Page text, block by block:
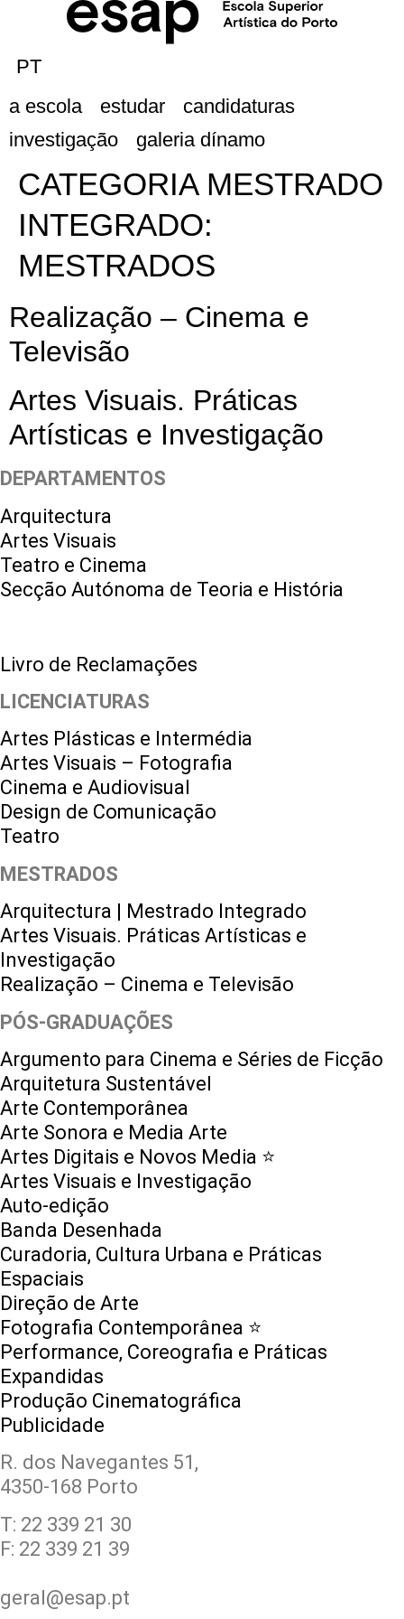
PT
a escola
estudar
candidaturas
investigação
galeria dínamo
CATEGORIA MESTRADO
INTEGRADO:
MESTRADOS
Realização – Cinema e
Televisão
Artes Visuais. Práticas
Artísticas e Investigação
DEPARTAMENTOS
Arquitectura
Artes Visuais
Teatro e Cinema
Secção Autónoma de Teoria e História
Livro de Reclamações
LICENCIATURAS
Artes Plásticas e Intermédia
Artes Visuais – Fotografia
Cinema e Audiovisual
Design de Comunicação
Teatro
MESTRADOS
Arquitectura | Mestrado Integrado
Artes Visuais. Práticas Artísticas e
Investigação
Realização – Cinema e Televisão
PÓS-GRADUAÇÕES
Argumento para Cinema e Séries de Ficção
Arquitetura Sustentável
Arte Contemporânea
Arte Sonora e Media Arte
Artes Digitais e Novos Media ⭐️
Artes Visuais e Investigação
Auto-edição
Banda Desenhada
Curadoria, Cultura Urbana e Práticas
Espaciais
Direção de Arte
Fotografia Contemporânea ⭐️
Performance, Coreografia e Práticas
Expandidas
Produção Cinematográfica
Publicidade
R. dos Navegantes 51,
4350-168 Porto
T: 22 339 21 30
F: 22 339 21 39
geral@esap.pt